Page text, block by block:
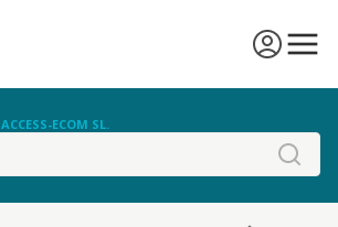
ACCESS-ECOM SL.